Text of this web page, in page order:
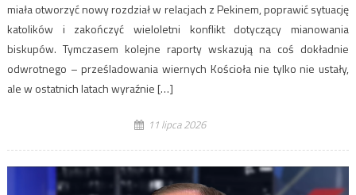
miała otworzyć nowy rozdział w relacjach z Pekinem, poprawić sytuację
katolików i zakończyć wieloletni konflikt dotyczący mianowania
biskupów. Tymczasem kolejne raporty wskazują na coś dokładnie
odwrotnego – prześladowania wiernych Kościoła nie tylko nie ustały,
ale w ostatnich latach wyraźnie […]
11 lipca 2026